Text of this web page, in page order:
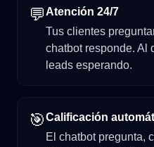
💬Atención 24/7
Tus clientes
chatbot responde. Al
leads esperando.
🎯Calificación
El chatbot pregunta,